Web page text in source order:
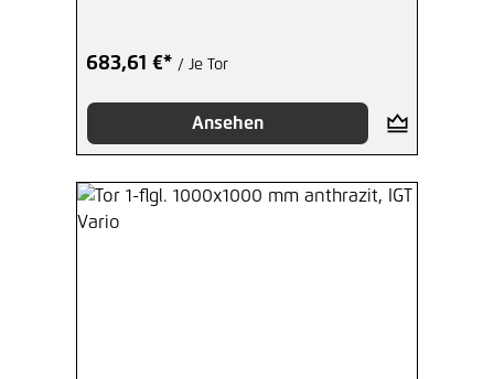
683,61 €* / Je Tor
Ansehen